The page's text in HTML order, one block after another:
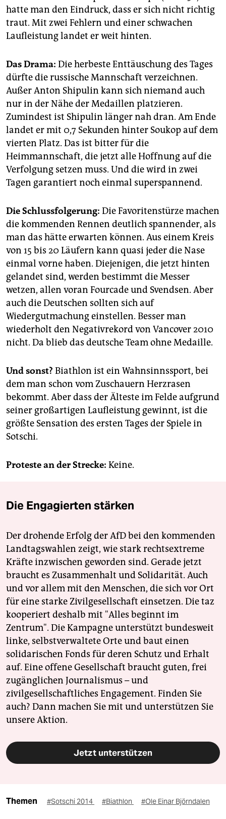
hatte man den Eindruck, dass er sich nicht richtig
traut. Mit zwei Fehlern und einer schwachen
Laufleistung landet er weit hinten.
Das Drama: Die herbeste Enttäuschung des Tages
dürfte die russische Mannschaft verzeichnen.
Außer Anton Shipulin kann sich niemand auch
nur in der Nähe der Medaillen platzieren.
Zumindest ist Shipulin länger nah dran. Am Ende
landet er mit 0,7 Sekunden hinter Soukop auf dem
vierten Platz. Das ist bitter für die
Heimmannschaft, die jetzt alle Hoffnung auf die
Verfolgung setzen muss. Und die wird in zwei
Tagen garantiert noch einmal superspannend.
Die Schlussfolgerung: Die Favoritenstürze machen
die kommenden Rennen deutlich spannender, als
man das hätte erwarten können. Aus einem Kreis
von 15 bis 20 Läufern kann quasi jeder die Nase
einmal vorne haben. Diejenigen, die jetzt hinten
gelandet sind, werden bestimmt die Messer
wetzen, allen voran Fourcade und Svendsen. Aber
auch die Deutschen sollten sich auf
Wiedergutmachung einstellen. Besser man
wiederholt den Negativrekord von Vancover 2010
nicht. Da blieb das deutsche Team ohne Medaille.
Und sonst? Biathlon ist ein Wahnsinnssport, bei
dem man schon vom Zuschauern Herzrasen
bekommt. Aber dass der Älteste im Felde aufgrund
seiner großartigen Laufleistung gewinnt, ist die
größte Sensation des ersten Tages der Spiele in
Sotschi.
Proteste an der Strecke: Keine.
Die Engagierten stärken
Der drohende Erfolg der AfD bei den kommenden
Landtagswahlen zeigt, wie stark rechtsextreme
Kräfte inzwischen geworden sind. Gerade jetzt
braucht es Zusammenhalt und Solidarität. Auch
und vor allem mit den Menschen, die sich vor Ort
für eine starke Zivilgesellschaft einsetzen. Die taz
kooperiert deshalb mit "Alles beginnt im
Zentrum". Die Kampagne unterstützt bundesweit
linke, selbstverwaltete Orte und baut einen
solidarischen Fonds für deren Schutz und Erhalt
auf. Eine offene Gesellschaft braucht guten, frei
zugänglichen Journalismus – und
zivilgesellschaftliches Engagement. Finden Sie
auch? Dann machen Sie mit und unterstützen Sie
unsere Aktion.
Jetzt unterstützen
Themen #Sotschi 2014 #Biathlon #Ole Einar Björndalen